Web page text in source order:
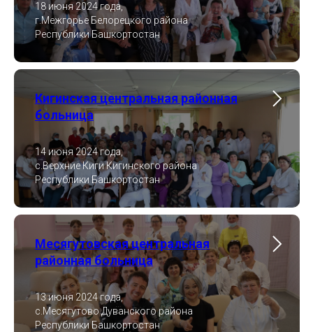
18 июня 2024 года,
г.Межгорье Белорецкого района
Республики Башкортостан
Кигинская центральная районная
больница
14 июня 2024 года,
с.Верхние Киги Кигинского района
Республики Башкортостан
Месягутовская центральная
районная больница
13 июня 2024 года,
с.Месягутово Дуванского района
Республики Башкортостан